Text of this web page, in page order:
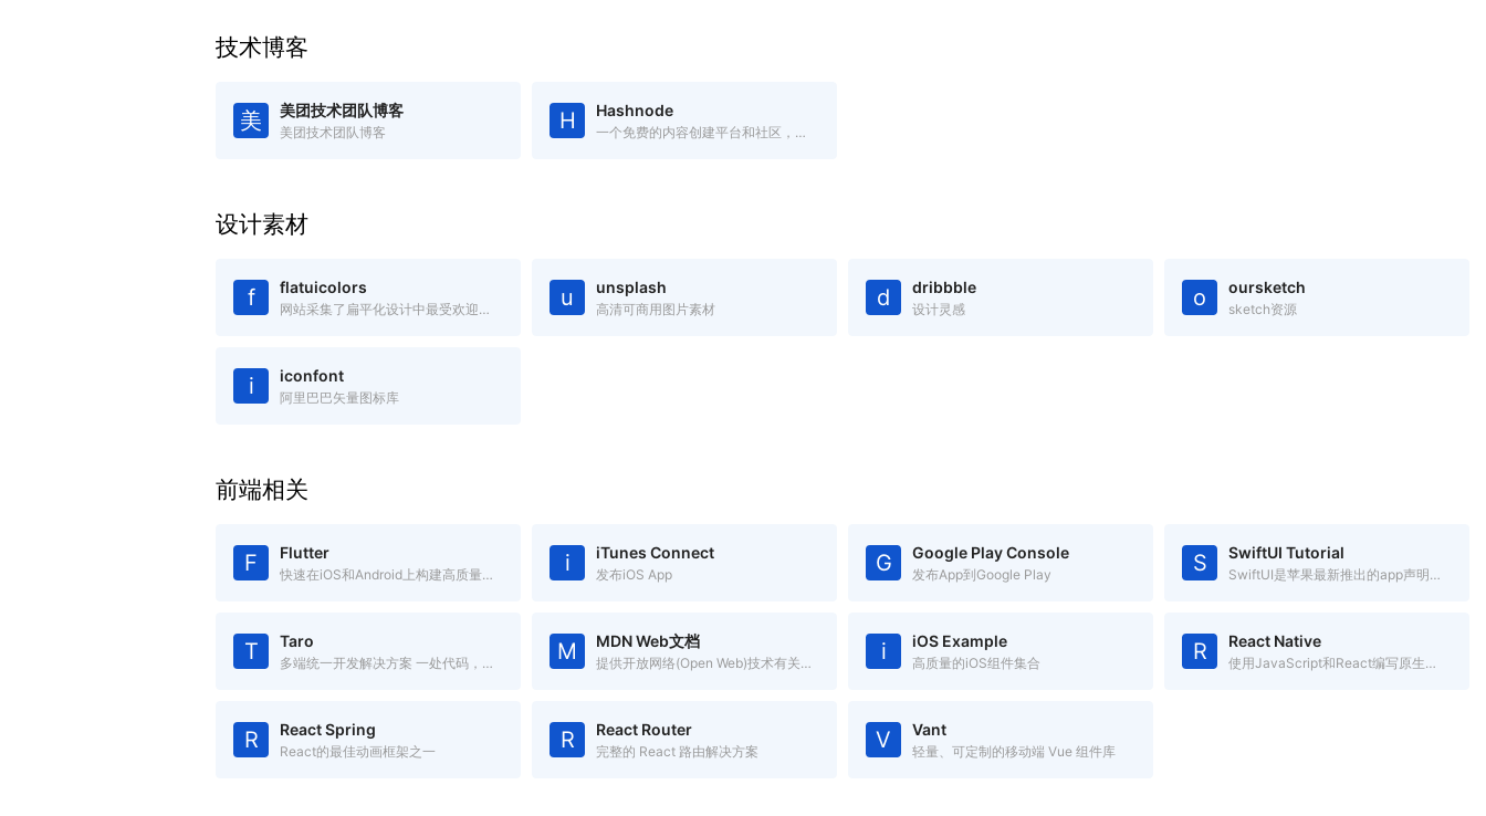
技术博客
美 美团技术团队博客
美团技术团队博客 H Hashnode
一个免费的内容创建平台和社区，你可以在自己的域中发布文章
设计素材
f flatuicolors
网站采集了扁平化设计中最受欢迎的色彩，绝对是您进行扁平设计的必备工具，可以吸取复制任何你看中的色彩。 u unsplash
高清可商用图片素材 d dribbble
设计灵感 o oursketch
sketch资源
i iconfont
阿里巴巴矢量图标库
前端相关
F Flutter
快速在iOS和Android上构建高质量的原生用户界面 i iTunes Connect
发布iOS App G Google Play Console
发布App到Google Play S SwiftUI Tutorial
SwiftUI是苹果最新推出的app声明式开发框架，跨Apple平台
T Taro
多端统一开发解决方案 一处代码，多处运行 M MDN Web文档
提供开放网络(Open Web)技术有关的信息 i iOS Example
高质量的iOS组件集合 R React Native
使用JavaScript和React编写原生移动应用
R React Spring
React的最佳动画框架之一 R React Router
完整的 React 路由解决方案 V Vant
轻量、可定制的移动端 Vue 组件库